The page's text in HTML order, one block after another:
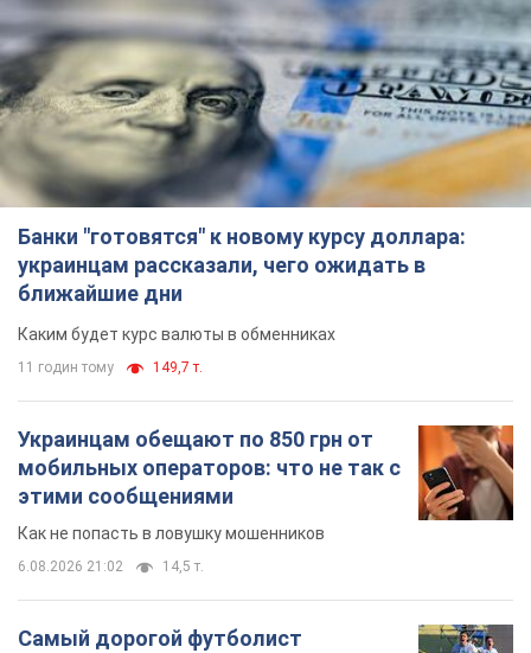
Банки "готовятся" к новому курсу доллара:
украинцам рассказали, чего ожидать в
ближайшие дни
Каким будет курс валюты в обменниках
11 годин тому 149,7 т.
Украинцам обещают по 850 грн от
мобильных операторов: что не так с
этими сообщениями
Как не попасть в ловушку мошенников
6.08.2026 21:02 14,5 т.
Самый дорогой футболист